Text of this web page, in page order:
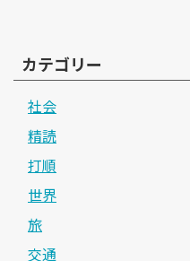
カテゴリー
社会
精読
打順
世界
旅
交通